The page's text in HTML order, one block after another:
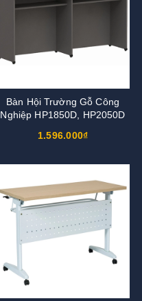
Bàn Hội Trường Gỗ Công
Nghiệp HP1850D, HP2050D
1.596.000₫